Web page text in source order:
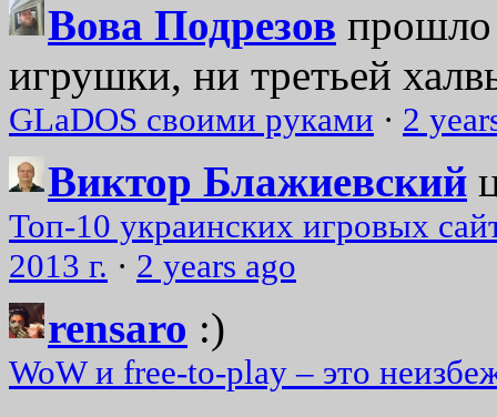
Вова Подрезов прошло
игрушки, ни третьей
GLaDOS своими руками · 2
Виктор Блажиевский
Топ-10 украинских игровых
2013 г. · 2 years ago
rensaro :)
WoW и free-to-play – это